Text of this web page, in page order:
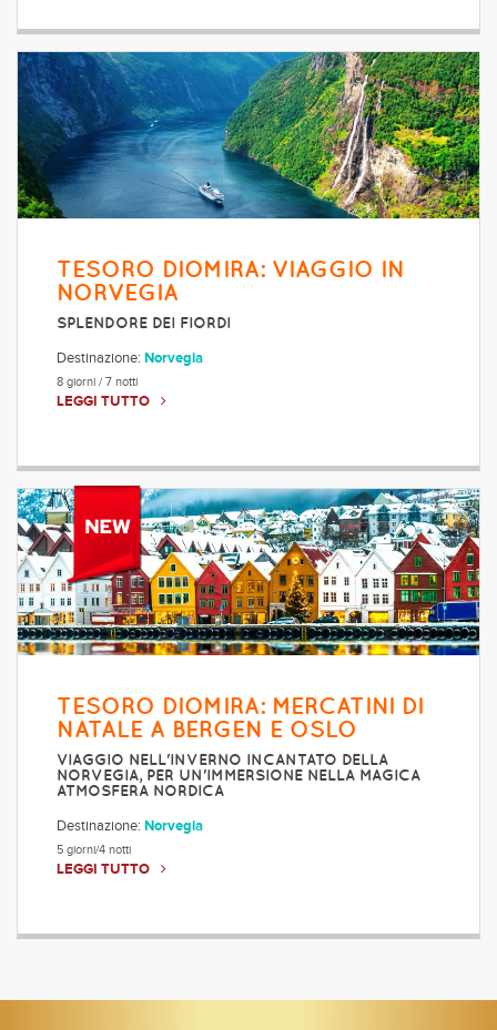
TESORO DIOMIRA: VIAGGIO IN
NORVEGIA
SPLENDORE DEI FIORDI
Destinazione: Norvegia
8 giorni / 7 notti
LEGGI TUTTO
TESORO DIOMIRA: MERCATINI DI
NATALE A BERGEN E OSLO
VIAGGIO NELL'INVERNO INCANTATO DELLA
NORVEGIA, PER UN'IMMERSIONE NELLA MAGICA
ATMOSFERA NORDICA
Destinazione: Norvegia
5 giorni/4 notti
LEGGI TUTTO